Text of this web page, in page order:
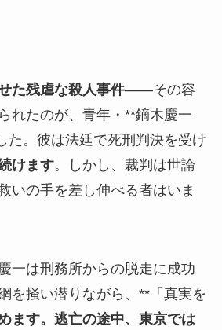
た残虐な殺人事件――その容
れたのが、青年・**鏑木慶一
た。彼は法廷で死刑判決を受け
けます。しかし、裁判は世論
いの手を差し伸べる者はいま
一は刑務所からの脱走に成功
を掻い潜りながら、**「真実を
ます。逃亡の途中、東京では